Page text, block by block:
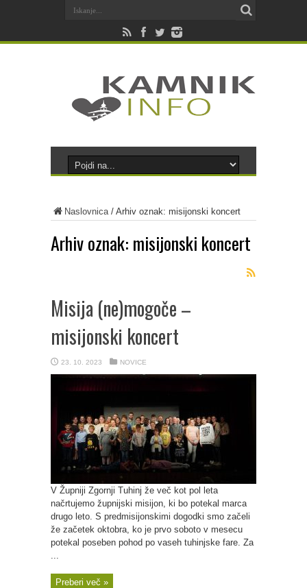
Naslovnica/ Arhiv oznak: misijonski koncert
Arhiv oznak: misijonski koncert
Misija (ne)mogoče –
misijonski koncert
23. 10. 2023 NOVICE
V Župniji Zgornji Tuhinj že več kot pol leta
načrtujemo župnijski misijon, ki bo potekal marca
drugo leto. S predmisijonskimi dogodki smo začeli
že začetek oktobra, ko je prvo soboto v mesecu
potekal poseben pohod po vaseh tuhinjske fare. Za
...
Preberi več »